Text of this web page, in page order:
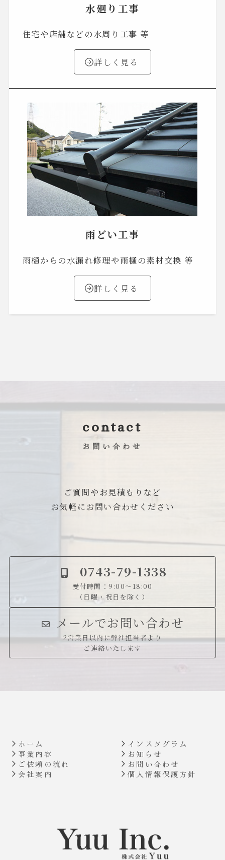
水廻り工事
住宅や店舗などの水周り工事 等
詳しく見る
雨どい工事
雨樋からの水漏れ修理や雨樋の素材交換 等
詳しく見る
contact
お問い合わせ
ご質問やお見積もりなど
お気軽にお問い合わせください
0743-79-1338
受付時間：9:00～18:00
（日曜・祝日を除く）
メールでお問い合わせ
2営業日以内に弊社担当者より
ご連絡いたします
ホーム
事業内容
ご依頼の流れ
会社案内
インスタグラム
お知らせ
お問い合わせ
個人情報保護方針